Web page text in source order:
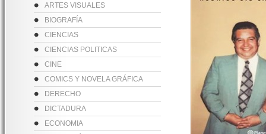
ARTES VISUALES
BIOGRAFÍA
CIENCIAS
CIENCIAS POLITICAS
CINE
COMICS Y NOVELA GRÁFICA
DERECHO
DICTADURA
ECONOMIA